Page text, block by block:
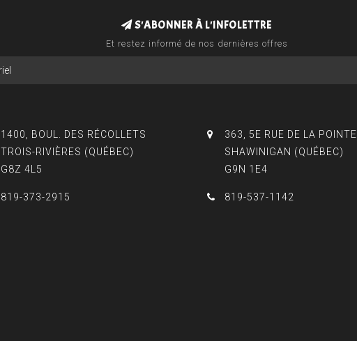
S'ABONNER À L'INFOLETTRE
Et restez informé de nos dernières offres
1400, BOUL. DES RÉCOLLETS
TROIS-RIVIÈRES (QUÉBEC)
G8Z 4L5
819-373-2915
363, 5E RUE DE LA POINTE
SHAWINIGAN (QUÉBEC)
G9N 1E4
819-537-1142